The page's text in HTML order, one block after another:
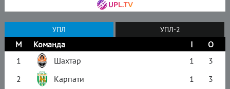
УПЛ УПЛ-2
М Команда І
О
1
Шахтар 1
3
2
Карпати 1
3